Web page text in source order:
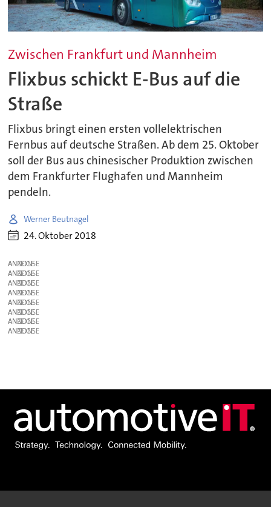
Zwischen Frankfurt und Mannheim
Flixbus schickt E-Bus auf die
Straße
Flixbus bringt einen ersten vollelektrischen
Fernbus auf deutsche Straßen. Ab dem 25. Oktober
soll der Bus aus chinesischer Produktion zwischen
dem Frankfurter Flughafen und Mannheim
pendeln.
Werner Beutnagel
24. Oktober 2018
ANZEIGE
ANZEIGE
ANZEIGE
ANZEIGE
ANZEIGE
ANZEIGE
ANZEIGE
ANZEIGE